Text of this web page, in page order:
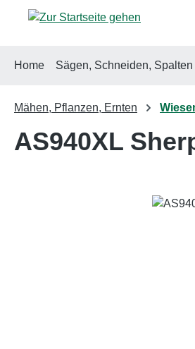
Hauptinhalt springen
Zur Suche springen
Zur Hauptnavigation springen
Home Sägen, Schneiden, Spalten
Mähen, Pflanzen, Ernten
AS940XL